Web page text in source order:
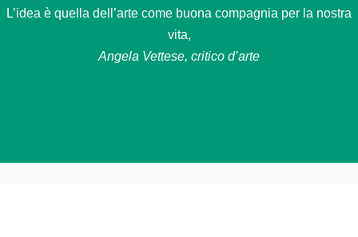
L’idea è quella dell’arte come buona compagnia per la nostra
vita,
Angela Vettese, critico d’arte